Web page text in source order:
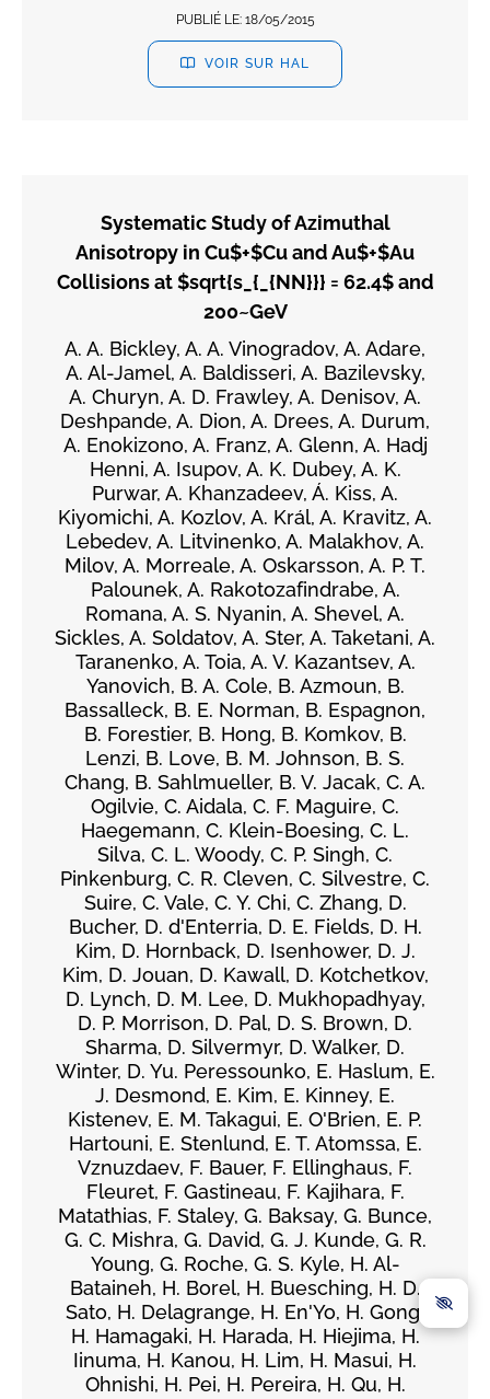
PUBLIÉ LE: 18/05/2015
VOIR SUR HAL
Systematic Study of Azimuthal
Anisotropy in Cu$+$Cu and Au$+$Au
Collisions at $sqrt{s_{_{NN}}} = 62.4$ and
200~GeV
A. A. Bickley, A. A. Vinogradov, A. Adare,
A. Al-Jamel, A. Baldisseri, A. Bazilevsky,
A. Churyn, A. D. Frawley, A. Denisov, A.
Deshpande, A. Dion, A. Drees, A. Durum,
A. Enokizono, A. Franz, A. Glenn, A. Hadj
Henni, A. Isupov, A. K. Dubey, A. K.
Purwar, A. Khanzadeev, Á. Kiss, A.
Kiyomichi, A. Kozlov, A. Král, A. Kravitz, A.
Lebedev, A. Litvinenko, A. Malakhov, A.
Milov, A. Morreale, A. Oskarsson, A. P. T.
Palounek, A. Rakotozafindrabe, A.
Romana, A. S. Nyanin, A. Shevel, A.
Sickles, A. Soldatov, A. Ster, A. Taketani, A.
Taranenko, A. Toia, A. V. Kazantsev, A.
Yanovich, B. A. Cole, B. Azmoun, B.
Bassalleck, B. E. Norman, B. Espagnon,
B. Forestier, B. Hong, B. Komkov, B.
Lenzi, B. Love, B. M. Johnson, B. S.
Chang, B. Sahlmueller, B. V. Jacak, C. A.
Ogilvie, C. Aidala, C. F. Maguire, C.
Haegemann, C. Klein-Boesing, C. L.
Silva, C. L. Woody, C. P. Singh, C.
Pinkenburg, C. R. Cleven, C. Silvestre, C.
Suire, C. Vale, C. Y. Chi, C. Zhang, D.
Bucher, D. d'Enterria, D. E. Fields, D. H.
Kim, D. Hornback, D. Isenhower, D. J.
Kim, D. Jouan, D. Kawall, D. Kotchetkov,
D. Lynch, D. M. Lee, D. Mukhopadhyay,
D. P. Morrison, D. Pal, D. S. Brown, D.
Sharma, D. Silvermyr, D. Walker, D.
Winter, D. Yu. Peressounko, E. Haslum, E.
J. Desmond, E. Kim, E. Kinney, E.
Kistenev, E. M. Takagui, E. O'Brien, E. P.
Hartouni, E. Stenlund, E. T. Atomssa, E.
Vznuzdaev, F. Bauer, F. Ellinghaus, F.
Fleuret, F. Gastineau, F. Kajihara, F.
Matathias, F. Staley, G. Baksay, G. Bunce,
G. C. Mishra, G. David, G. J. Kunde, G. R.
Young, G. Roche, G. S. Kyle, H. Al-
Bataineh, H. Borel, H. Buesching, H. D.
Sato, H. Delagrange, H. En'Yo, H. Gong,
H. Hamagaki, H. Harada, H. Hiejima, H.
Iinuma, H. Kanou, H. Lim, H. Masui, H.
Ohnishi, H. Pei, H. Pereira, H. Qu, H.